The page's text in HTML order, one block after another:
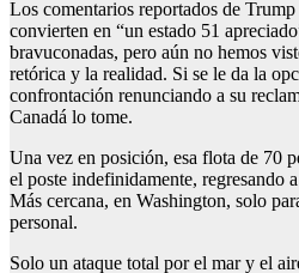
Los comentarios reportados de Trump
convierten en “un estado 51
bravuconadas, pero aún no hemos
retórica y la realidad. Si se le da la
confrontación renunciando a su
Canadá lo tome.
Una vez en posición, esa flota de 70
el poste indefinidamente, regresando
Más cercana, en Washington, solo
personal.
Solo un ataque total por el mar y el